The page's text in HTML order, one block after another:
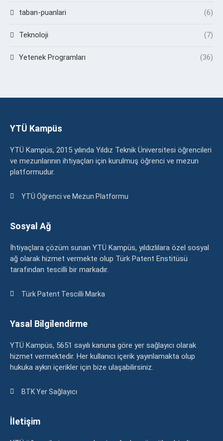
taban-puanlari (6)
Teknoloji (7)
Yetenek Programları (36)
YTÜ Kampüs
YTÜ Kampüs, 2015 yılında Yıldız Teknik Üniversitesi öğrencileri
ve mezunlarının ihtiyaçları için kurulmuş öğrenci ve mezun
platformudur.
YTÜ Öğrenci ve Mezun Platformu
Sosyal Ağ
İhtiyaçlara çözüm sunan YTÜ Kampüs, yıldızlılara özel sosyal
ağ olarak hizmet vermekte olup Türk Patent Enstitüsü
tarafından tescilli bir markadır.
Türk Patent Tescilli Marka
Yasal Bilgilendirme
YTÜ Kampüs, 5651 sayılı kanuna göre yer sağlayıcı olarak
hizmet vermektedir. Her kullanıcı içerik yayınlamakta olup
hukuka aykırı içerikler için bize ulaşabilirsiniz.
BTK Yer Sağlayıcı
İletişim